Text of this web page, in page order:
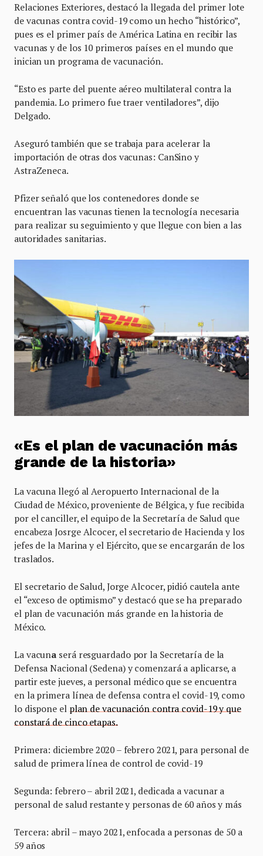
Relaciones Exteriores, destacó la llegada del primer lote
de vacunas contra covid-19 como un hecho “histórico”,
pues es el primer país de América Latina en recibir las
vacunas y de los 10 primeros países en el mundo que
inician un programa de vacunación.
“Esto es parte del puente aéreo multilateral contra la
pandemia. Lo primero fue traer ventiladores”, dijo
Delgado.
Aseguró también que se trabaja para acelerar la
importación de otras dos vacunas: CanSino y
AstraZeneca.
Pfizer señaló que los contenedores donde se
encuentran las vacunas tienen la tecnología necesaria
para realizar su seguimiento y que llegue con bien a las
autoridades sanitarias.
«Es el plan de vacunación más
grande de la historia»
La vacuna llegó al Aeropuerto Internacional de la
Ciudad de México, proveniente de Bélgica, y fue recibida
por el canciller, el equipo de la Secretaría de Salud que
encabeza Josrge Alcocer, el secretario de Hacienda y los
jefes de la Marina y el Ejército, que se encargarán de los
traslados.
El secretario de Salud, Jorge Alcocer, pidió cautela ante
el “exceso de optimismo” y destacó que se ha preparado
el plan de vacunación más grande en la historia de
México.
La vacuna será resguardado por la Secretaría de la
Defensa Nacional (Sedena) y comenzará a aplicarse, a
partir este jueves, a personal médico que se encuentra
en la primera línea de defensa contra el covid-19, como
lo dispone el plan de vacunación contra covid-19 y que
constará de cinco etapas.
Primera: diciembre 2020 – febrero 2021, para personal de
salud de primera línea de control de covid-19
Segunda: febrero – abril 2021, dedicada a vacunar a
personal de salud restante y personas de 60 años y más
Tercera: abril – mayo 2021, enfocada a personas de 50 a
59 años